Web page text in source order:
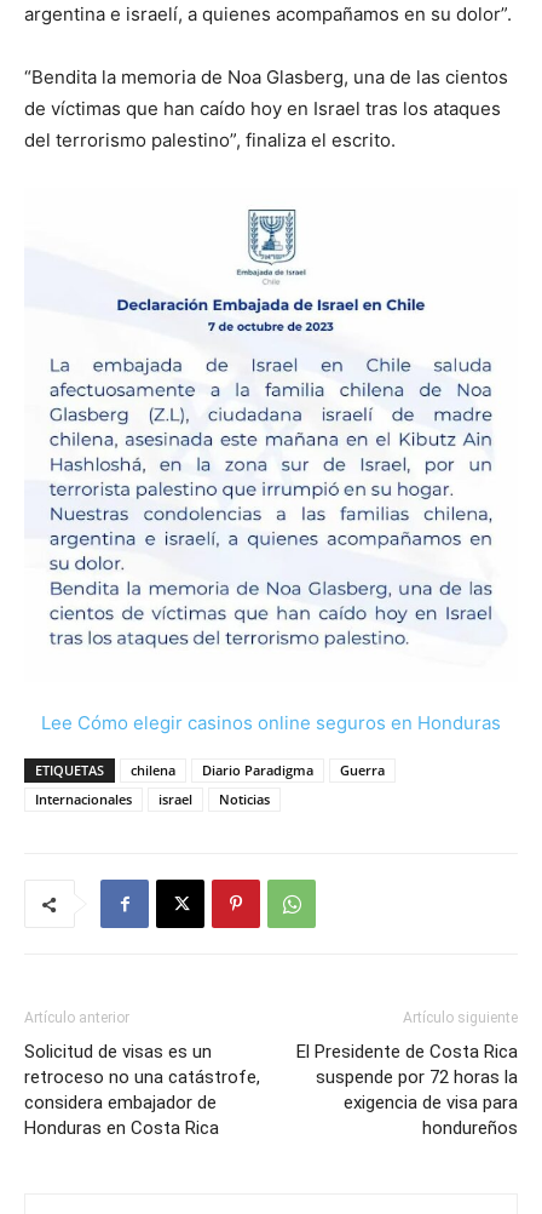
argentina e israelí, a quienes acompañamos en su dolor”.
“Bendita la memoria de Noa Glasberg, una de las cientos
de víctimas que han caído hoy en Israel tras los ataques
del terrorismo palestino”, finaliza el escrito.
Lee Cómo elegir casinos online seguros en Honduras
ETIQUETAS chilena Diario Paradigma
Guerra
Internacionales
israel Noticias
Artículo anterior
Solicitud de visas es un
retroceso no una catástrofe,
considera embajador de
Honduras en Costa Rica
Artículo siguiente
El Presidente de Costa Rica
suspende por 72 horas la
exigencia de visa para
hondureños